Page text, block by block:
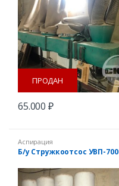
ПРОДАН
65.000₽
Аспирация
Б/у Стружкоотсос УВП-